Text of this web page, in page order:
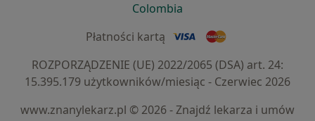
Colombia
Płatności kartą
ROZPORZĄDZENIE (UE) 2022/2065 (DSA) art. 24:
15.395.179 użytkowników/miesiąc - Czerwiec 2026
www.znanylekarz.pl © 2026 - Znajdź lekarza i umów